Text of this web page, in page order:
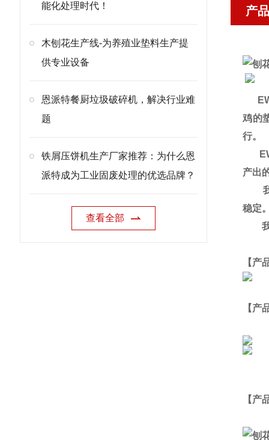
能化处理时代！
木刨花生产线-为养殖业垫料生产提
供专业设备
恩派特餐厨垃圾破碎机，解决行业难
题
铁屑压饼机生产厂家推荐：为什么恩
派特成为工业固废处理的优选品牌？
查看全部
产
鸡的
行。
产出
我
稳定
我
【产
【产
【产